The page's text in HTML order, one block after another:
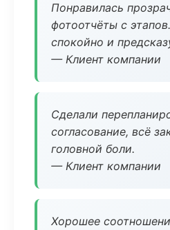
Понравилась
фотоотчёты с
спокойно и
— Клиент компании
Сделали
согласование, всё
головной боли.
— Клиент компании
Хорошее